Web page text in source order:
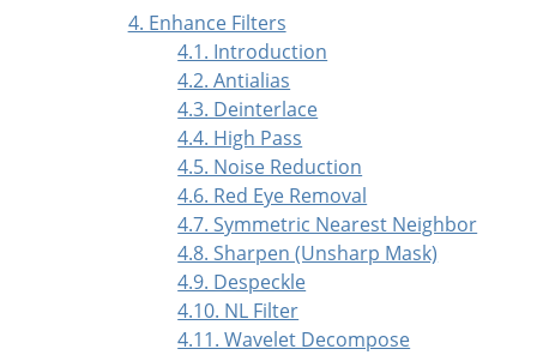
4. Enhance Filters
4.1. Introduction
4.2. Antialias
4.3. Deinterlace
4.4. High Pass
4.5. Noise Reduction
4.6. Red Eye Removal
4.7. Symmetric Nearest Neighbor
4.8. Sharpen (Unsharp Mask)
4.9. Despeckle
4.10. NL Filter
4.11. Wavelet Decompose